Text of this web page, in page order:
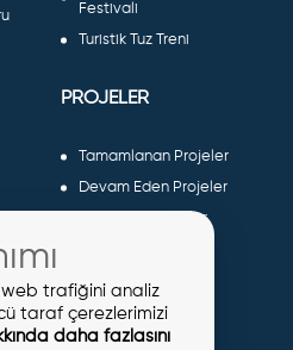
Festivali
Turistik Tuz Treni
PROJELER
Tamamlanan Projeler
Devam Eden Projeler
Planlanan Projeler
Sosyal Projeler
web trafiğini analiz
taraf çerezlerimizi
daha fazlasını